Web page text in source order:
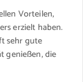
Vorteilen,
erzielt haben.
sehr gute
genießen, die